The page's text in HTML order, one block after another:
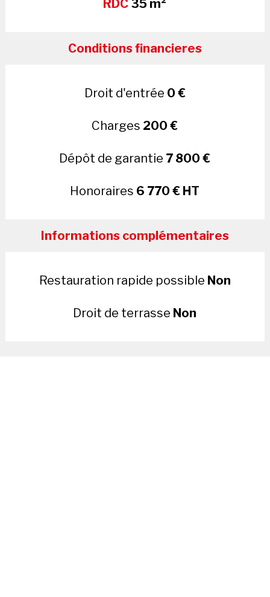
RDC 35 m²
Conditions financieres
Droit d'entrée 0 €
Charges 200 €
Dépôt de garantie 7 800 €
Honoraires 6 770 € HT
Informations complémentaires
Restauration rapide possible Non
Droit de terrasse Non